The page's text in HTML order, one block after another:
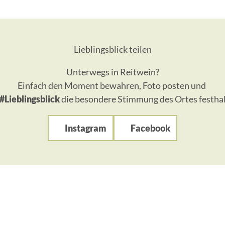
Lieblingsblick teilen
Unterwegs in Reitwein?
Einfach den Moment bewahren, Foto posten und
#Lieblingsblickdie besondere Stimmung des Ortes
Instagram Facebook